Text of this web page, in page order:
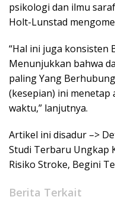
psikologi dan ilmu
Holt-Lunstad
“Hal ini juga konsisten
Menunjukkan bahwa
paling Yang
(kesepian) ini
waktu,” lanjutnya.
Artikel ini disadur –>
Studi Terbaru Ungkap
Risiko Stroke, Begini
Berita Terkait